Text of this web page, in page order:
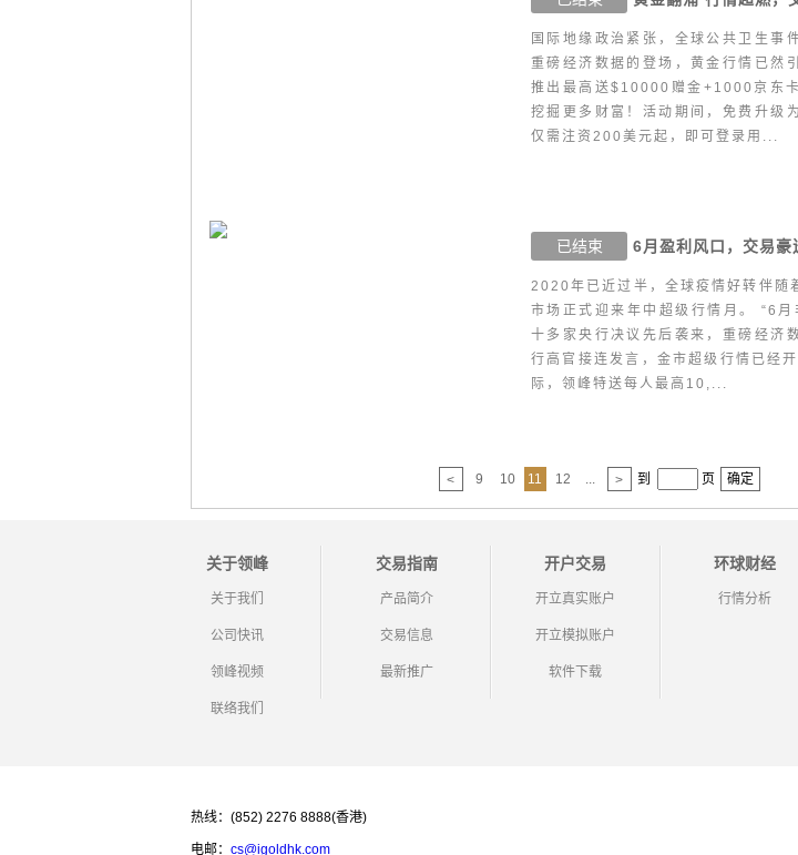
国际地缘政治紧张，全球公共卫生事
重磅经济数据的登场，黄金行情已然
推出最高送$10000赠金+1000京东
挖掘更多财富！活动期间，免费升级
仅需注资200美元起，即可登录用...
已结束 6月盈利风口，交易豪
2020年已近过半，全球疫情好转伴随
市场正式迎来年中超级行情月。 “6
十多家央行决议先后袭来，重磅经济
行高官接连发言，金市超级行情已经
际，领峰特送每人最高10,...
< 9 10 11 12 ... > 到 页 确定
关于领峰
关于我们
公司快讯
领峰视频
联络我们
交易指南
产品简介
交易信息
最新推广
开户交易
开立真实账户
开立模拟账户
软件下载
环球财经
行情分析
热线：(852) 2276 8888(香港)
电邮： cs@igoldhk.com